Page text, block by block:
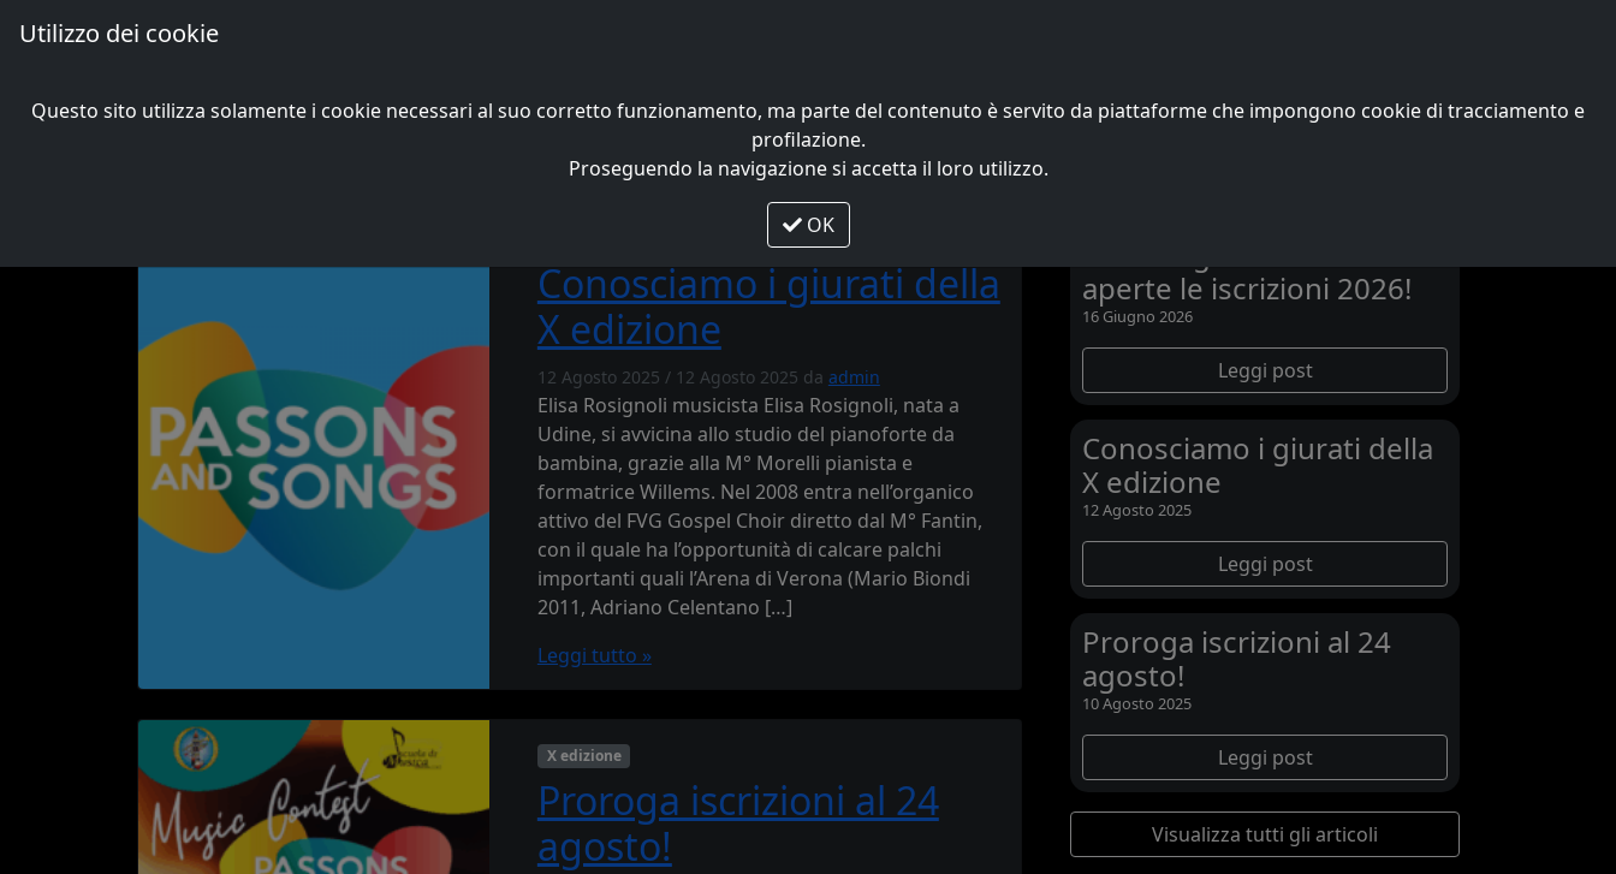
Passons and Songs
Utilizzo dei cookie
Questo sito utilizza solamente i cookie necessari al suo corretto funzionamento, ma parte del contenuto è servito da piattaforme che impongono cookie di tracciamento e
profilazione.
Proseguendo la navigazione si accetta il loro utilizzo.
OK
Conosciamo i giurati della
X edizione
12 Agosto 2025 / 12 Agosto 2025 da admin
Elisa Rosignoli musicista Elisa Rosignoli, nata a
Udine, si avvicina allo studio del pianoforte da
bambina, grazie alla M° Morelli pianista e
formatrice Willems. Nel 2008 entra nell’organico
attivo del FVG Gospel Choir diretto dal M° Fantin,
con il quale ha l’opportunità di calcare palchi
importanti quali l’Arena di Verona (Mario Biondi
2011, Adriano Celentano […]
Leggi tutto »
X edizione
Proroga iscrizioni al 24
agosto!
aperte le iscrizioni 2026!
16 Giugno 2026
Leggi post
Conosciamo i giurati della
X edizione
12 Agosto 2025
Leggi post
Proroga iscrizioni al 24
agosto!
10 Agosto 2025
Leggi post
Visualizza tutti gli articoli